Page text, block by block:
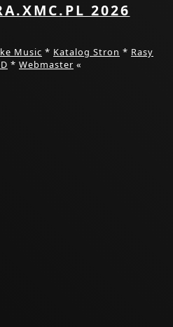
2026
Music * Katalog Stron * Rasy
* Webmaster «